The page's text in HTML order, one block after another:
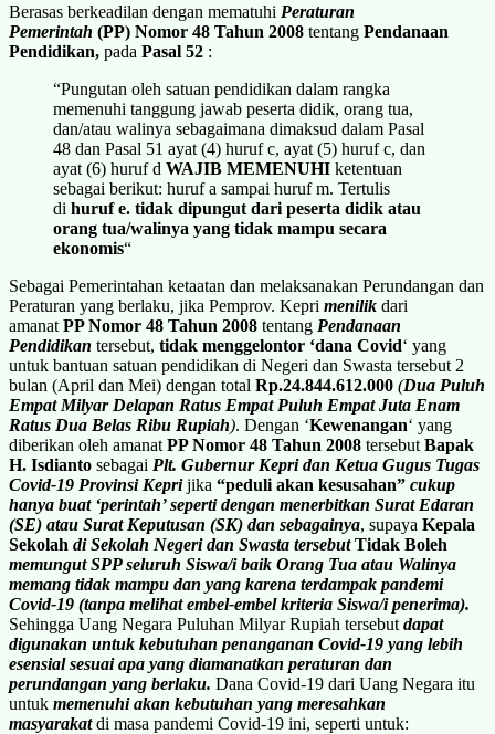
Berasas berkeadilan dengan mematuhi Peraturan
Pemerintah (PP) Nomor 48 Tahun 2008 tentang Pendanaan
Pendidikan, pada Pasal 52 :
“Pungutan oleh satuan pendidikan dalam rangka
memenuhi tanggung jawab peserta didik, orang tua,
dan/atau walinya sebagaimana dimaksud dalam Pasal
48 dan Pasal 51 ayat (4) huruf c, ayat (5) huruf c, dan
ayat (6) huruf d WAJIB MEMENUHI ketentuan
sebagai berikut: huruf a sampai huruf m. Tertulis
di huruf e. tidak dipungut dari peserta didik atau
orang tua/walinya yang tidak mampu secara
ekonomis“
Sebagai Pemerintahan ketaatan dan melaksanakan Perundangan dan
Peraturan yang berlaku, jika Pemprov. Kepri menilik dari
amanat PP Nomor 48 Tahun 2008 tentang Pendanaan
Pendidikan tersebut, tidak menggelontor ‘dana Covid‘ yang
untuk bantuan satuan pendidikan di Negeri dan Swasta tersebut 2
bulan (April dan Mei) dengan total Rp.24.844.612.000 (Dua Puluh
Empat Milyar Delapan Ratus Empat Puluh Empat Juta Enam
Ratus Dua Belas Ribu Rupiah). Dengan ‘Kewenangan‘ yang
diberikan oleh amanat PP Nomor 48 Tahun 2008 tersebut Bapak
H. Isdianto sebagai Plt. Gubernur Kepri dan Ketua Gugus Tugas
Covid-19 Provinsi Keprijika “peduli akan kesusahan” cukup
hanya buat ‘perintah’ seperti dengan menerbitkan Surat Edaran
(SE) atau Surat Keputusan (SK) dan sebagainya, supaya Kepala
Sekolah di Sekolah Negeri dan Swasta tersebutTidak Boleh
memungut SPP seluruh Siswa/i baik Orang Tua atau Walinya
memang tidak mampu dan yang karena terdampak pandemi
Covid-19 (tanpa melihat embel-embel kriteria Siswa/i penerima).
Sehingga Uang Negara Puluhan Milyar Rupiah tersebut dapat
digunakan untuk kebutuhan penanganan Covid-19 yang lebih
esensial sesuai apa yang diamanatkan peraturan dan
perundangan yang berlaku. Dana Covid-19 dari Uang Negara itu
untuk memenuhi akan kebutuhan yang meresahkan
masyarakatdi masa pandemi Covid-19 ini, seperti untuk: